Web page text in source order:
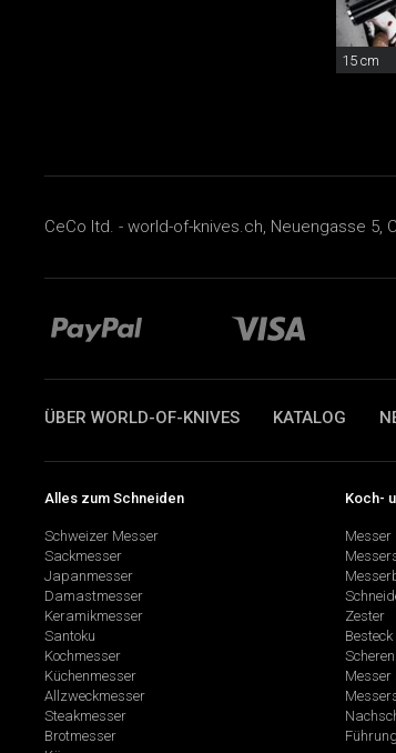
15 cm
CeCo ltd. - world-of-knives.ch, Neuengasse 5,
ÜBER WORLD-OF-KNIVES KATALOG
Alles zum Schneiden
Schweizer Messer
Sackmesser
Japanmesser
Damastmesser
Keramikmesser
Santoku
Kochmesser
Küchenmesser
Allzweckmesser
Steakmesser
Brotmesser
Koch-
Messer
Zester
Besteck
Scheren
Messer